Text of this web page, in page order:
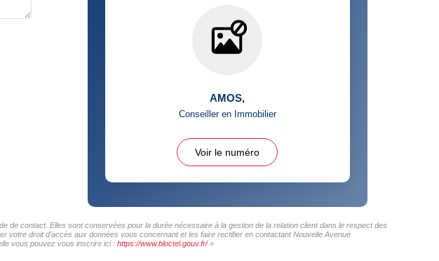
AMOS,
Conseiller en Immobilier
Voir le numéro
contact. Elles sont conservées pour la durée nécessaire à la gestion de la relation client dans le respect des
votre droit d'accès aux données vous concernant et les faire rectifier en contactant Nouvelle Avenue
vous pouvez vous inscrire ici : https://www.bloctel.gouv.fr/»